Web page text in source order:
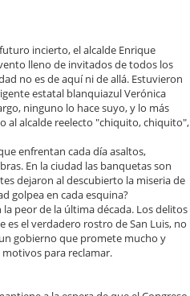
incierto, el alcalde Enrique
lleno de invitados de todos los
no es de aquí ni de allá. Estuvieron
estatal blanquiazul Verónica
ninguno lo hace suyo, y lo más
al alcalde reelecto "chiquito, chiquito",
enfrentan cada día asaltos,
En la ciudad las banquetas son
dejaron al descubierto la miseria de
golpea en cada esquina?
peor de la última década. Los delitos
el verdadero rostro de San Luis, no
gobierno que promete mucho y
para reclamar.